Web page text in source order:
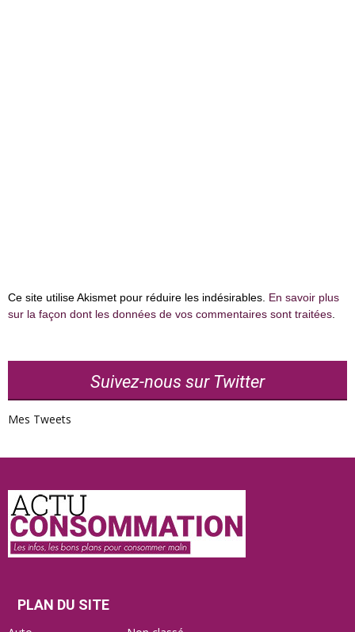
Ce site utilise Akismet pour réduire les indésirables. En savoir plus
sur la façon dont les données de vos commentaires sont traitées
Suivez-nous sur Twitter
Mes Tweets
PLAN DU SITE